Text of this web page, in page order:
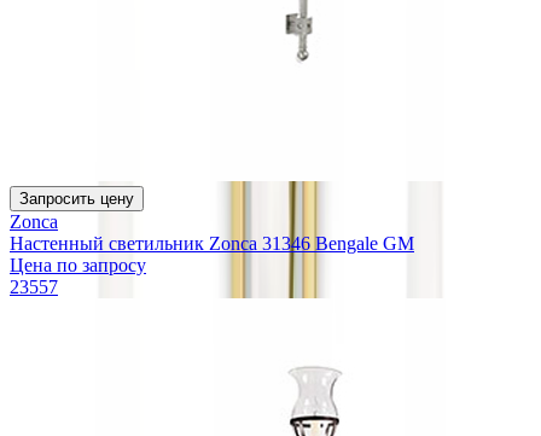
Запросить цену
Zonca
Настенный светильник Zonca 31346 Bengale GM
Цена по запросу
23557